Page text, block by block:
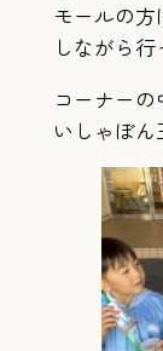
モールの
しながら
コーナー
いしゃぼん